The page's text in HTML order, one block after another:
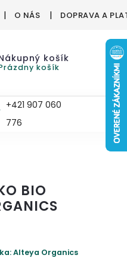
O NÁS DOPRAVA A
košík
košík
HUBY
+421 907 060
776
BIO
Alteya Organics